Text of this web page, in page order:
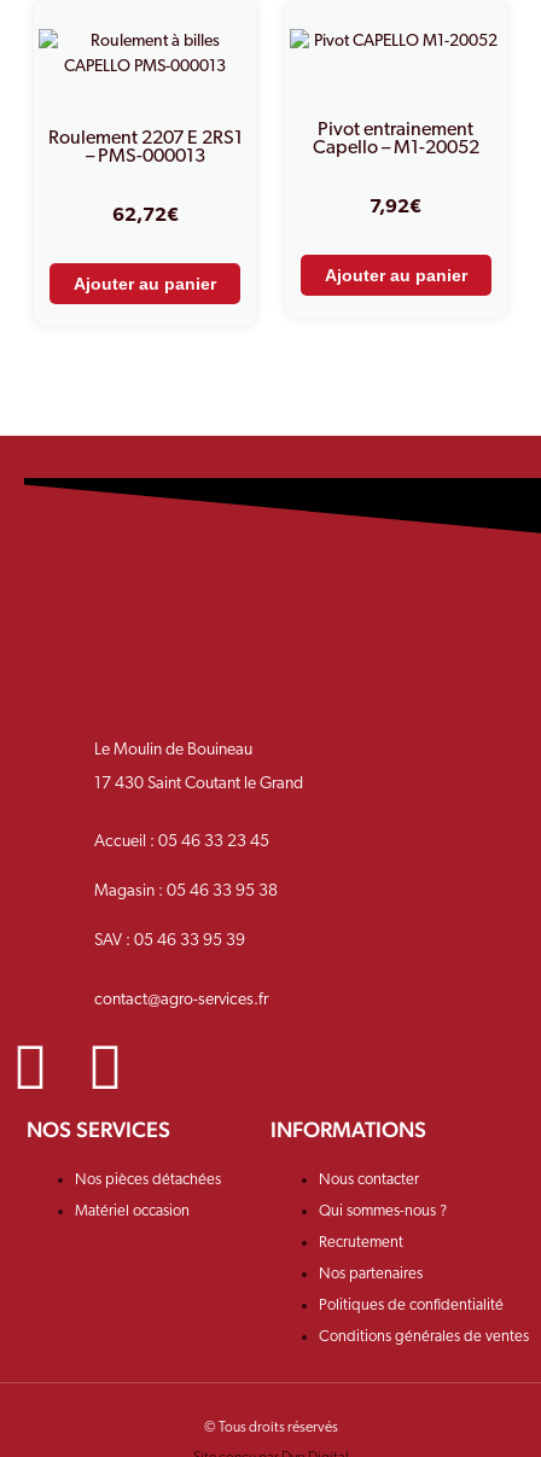
Roulement 2207 E 2RS1
– PMS-000013
62,72€
Ajouter au panier
Pivot entrainement
Capello – M1-20052
7,92€
Ajouter au panier
Le Moulin de Bouineau
17 430 Saint Coutant le Grand
Accueil : 05 46 33 23 45
Magasin : 05 46 33 95 38
SAV : 05 46 33 95 39
contact@agro-services.fr
NOS SERVICES
Nos pièces détachées
Matériel occasion
INFORMATIONS
Nous contacter
Qui sommes-nous ?
Recrutement
Nos partenaires
Politiques de confidentialité
Conditions générales de ventes
© Tous droits réservés